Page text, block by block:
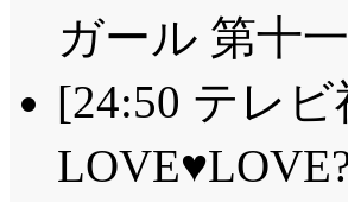
ガール 第十
[24:50 テレ